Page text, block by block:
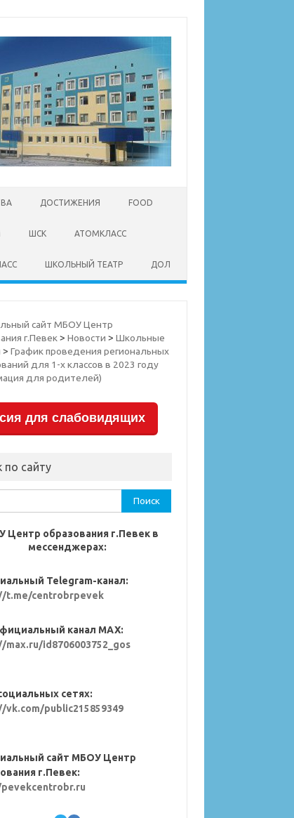
ДОСТИЖЕНИЯ FOOD
ШСК АТОМКЛАСС
ШКОЛЬНЫЙ ТЕАТР ДОЛ
сайт МБОУ Центр
г.Певек>Новости >Школьные
>График проведения региональных
для 1-х классов в 2023 году
для родителей)
для слабовидящих
по сайту
Центр образования г.Певек в
мессенджерах:
Telegram-канал:
t.me/centrobrpevek
канал MAX:
max.ru/id8706003752_gos
сетях:
vk.com/public215859349
сайт МБОУ Центр
г.Певек: